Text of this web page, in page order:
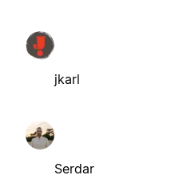
jkarl
Serdar